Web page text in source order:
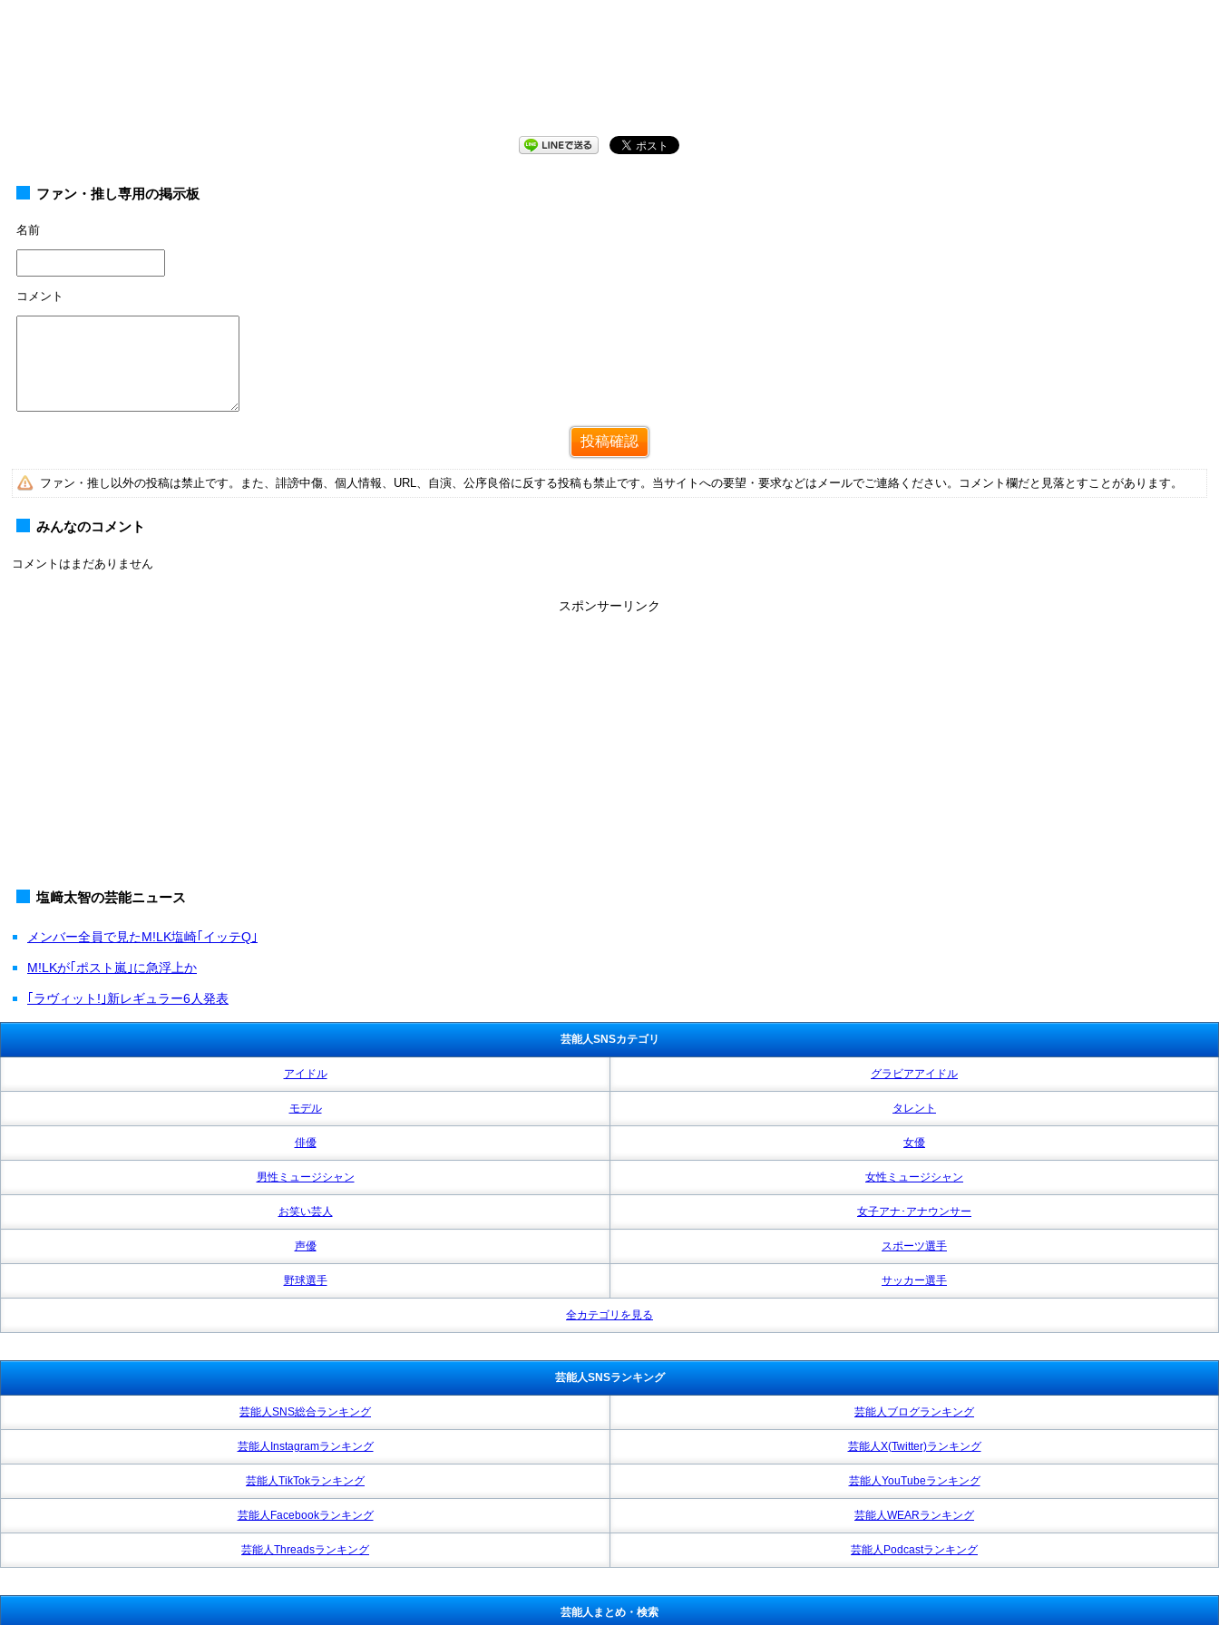
ファン・推し専用の掲示板
名前
コメント
ファン・推し以外の投稿は禁止です。また、誹謗中傷、個人情報、URL、自演、公序良俗に反する投稿も禁止です。当サイトへの要望・要求などはメールでご連絡ください。コメント欄だと見落とすことがあります。
みんなのコメント
コメントはまだありません
スポンサーリンク
塩﨑太智の芸能ニュース
メンバー全員で見たM!LK塩崎｢イッテQ｣
M!LKが｢ポスト嵐｣に急浮上か
｢ラヴィット!｣新レギュラー6人発表
芸能人SNSカテゴリ
アイドル グラビアアイドル
モデル タレント
俳優 女優
男性ミュージシャン 女性ミュージシャン
お笑い芸人 女子アナ･アナウンサー
声優 スポーツ選手
野球選手 サッカー選手
全カテゴリを見る
芸能人SNSランキング
芸能人SNS総合ランキング 芸能人ブログランキング
芸能人Instagramランキング 芸能人X(Twitter)ランキング
芸能人TikTokランキング 芸能人YouTubeランキング
芸能人Facebookランキング 芸能人WEARランキング
芸能人Threadsランキング 芸能人Podcastランキング
芸能人まとめ・検索